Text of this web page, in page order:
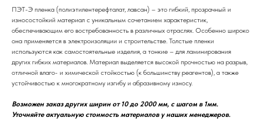
ПЭТ-Э пленка (полиэтилентерефталат, лавсан) – это гибкий, прозрачный и
износостойкий материал с уникальным сочетанием характеристик,
обеспечивающим его востребованность в различных отраслях. Особенно широко
она применяется в электроизоляции и строительстве. Толстые пленки
используются как самостоятельные изделия, а тонкие – для ламинирования
других гибких материалов. Материал выделяется высокой прочностью на разрыв,
отличной влаго- и химической стойкостью (к большинству реагентов), а также
устойчивостью к многократному изгибу и абразивному износу.
Возможен заказ других ширин от 10 до 2000 мм, с шагом в 1мм.
Уточняйте актуальную стоимость материалов у наших менеджеров.